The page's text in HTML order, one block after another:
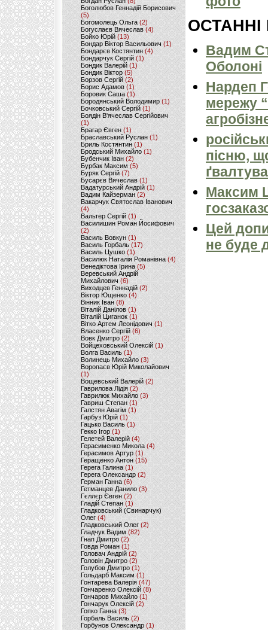
Боголюбов Геннадій Борисович
(5)
Богомолець Ольга (2)
Богуслаєв Вячеслав (4)
Бойко Юрій (13)
Бондар Віктор Васильович (1)
Бондарєв Костянтин (4)
Бондарчук Сергій(1)
Бондик Валерій (1)
Бондик Віктор(5)
Борзов Сергiй (2)
Борис Адамов(1)
Боровик Саша (1)
Бородянський Володимир (1)
Бочковський Сергій (1)
Боядін В'ячеслав Сергійович
(1)
Брагар Євген (1)
Браславський Руслан (1)
Бриль Костянтин (1)
Бродський Михайло (1)
Бубенчик Іван(2)
Бурбак Максим (5)
Буряк Сергій (7)
Бусарєв Вячеслав (1)
Вадатурський Андрій (1)
Вадим Кайзерман (2)
Вакарчук Святослав Іванович
(4)
Вальтер Сергій (1)
Василишин Роман Йосифович
(2)
Василь Вовкун (1)
Василь Горбаль (17)
Василь Цушко (1)
Василюк Наталія Романівна (4)
Венедіктова Ірина(5)
Веревський Андрій
Михайлович (6)
Виходцев Геннадій (2)
Віктор Ющенко (4)
Вінник Іван (8)
Віталій Данілов (1)
Віталій Циганок (1)
Вітко Артем Леонідович(1)
Власенко Сергій (6)
Вовк Дмитро(2)
Войцеховський Олексій(1)
Волга Василь (1)
Волинець Михайло (3)
Воропаєв Юрій Миколайович
(1)
Вощевський Валерій(2)
Гаврилова Лідія (2)
Гаврилюк Михайло (3)
Гавриш Степан (1)
Галстян Авагім (1)
Гарбуз Юрій (1)
Гацько Василь (1)
Гекко Ігор(1)
Гелетей Валерій (4)
Герасименко Микола (4)
Герасимов Артур (1)
Геращенко Антон(15)
Герега Галина (1)
Герега Олександр (2)
Герман Ганна (6)
Гетманцев Данило (3)
Гєллєр Євген (2)
Гладій Степан(1)
Гладковський (Свинарчук)
Олег (4)
Гладковський Олег (2)
Гладчук Вадим (82)
Гнап Дмитро (2)
Говда Роман(1)
Головач Андрій (2)
Головін Дмитро (2)
Голубов Дмитро (1)
Гольдарб Максим(1)
Гонтарева Валерія (47)
Гончаренко Олексій(8)
Гончаров Михайло (1)
Гончарук Олексій (2)
Гопко Ганна (3)
Горбаль Василь (2)
Горбунов Олександр (1)
ОСТАННІ
Вадим
Оболоні
Нардеп
мережу
пісню,
Максим
Цей
не буде